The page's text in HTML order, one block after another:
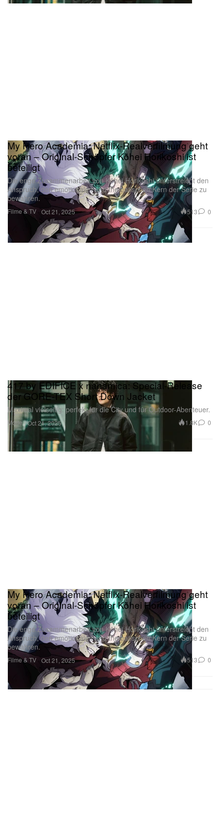
Filme & TV
My Hero Academia: Netflix-Realverfilmung geht
voran – Original-Schöpfer Kōhei Horikoshi ist
beteiligt
Die enge Zusammenarbeit von Kōhei Horikoshi unterstreicht den
Anspruch, den emotionalen und thematischen Kern der Serie zu
bewahren.
Oct 21, 2025 513 0
Mode
417 by EDIFICE x nanamica: Special-Release
der GORE-TEX Short Down Jacket
Maximal vielseitig: perfekt für die City und für Outdoor-Abenteuer.
Oct 21, 2025 1.8K 0
Filme & TV
My Hero Academia: Netflix-Realverfilmung geht
voran – Original-Schöpfer Kōhei Horikoshi ist
beteiligt
Die enge Zusammenarbeit von Kōhei Horikoshi unterstreicht den
Anspruch, den emotionalen und thematischen Kern der Serie zu
bewahren.
Oct 21, 2025 513 0